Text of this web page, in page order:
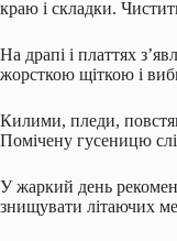
краю і складки.
На драпі і платтях
жорсткою щіткою і
Килими, пледи,
Помічену гусеницю
У жаркий день
знищувати літаючих